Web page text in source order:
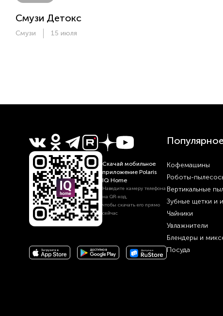
Смузи Детокс
Смузи 15 июля
Скачай мобильное
приложение Polaris
IQ Home
Наведите камеру телефона
на QR‑код,
чтобы скачать его прямо
сейчас
Популярное
Кофемашины
Роботы-
Вертикальные
Зубные щетки и
Чайники
Увлажнители
Блендеры и
Посуда